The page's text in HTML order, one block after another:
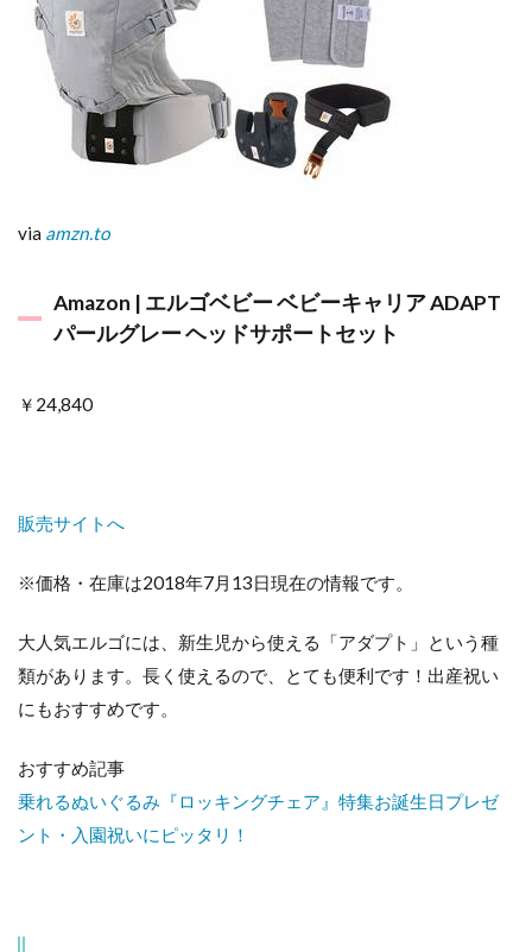
via amzn.to
Amazon | エルゴベビー ベビーキャリア ADAPT
パールグレー ヘッドサポートセット
￥24,840
販売サイトへ
※価格・在庫は2018年7月13日現在の情報です。
大人気エルゴには、新生児から使える「アダプト」という種
類があります。長く使えるので、とても便利です！出産祝い
にもおすすめです。
おすすめ記事
乗れるぬいぐるみ『ロッキングチェア』特集お誕生日プレゼ
ント・入園祝いにピッタリ！